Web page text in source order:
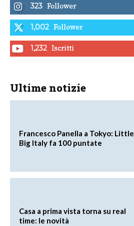
323 Follower
1,002 Follower
1,232 Iscritti
Ultime notizie
Francesco Panella a Tokyo: Little
Big Italy fa 100 puntate
Casa a prima vista torna su real
time: le novità